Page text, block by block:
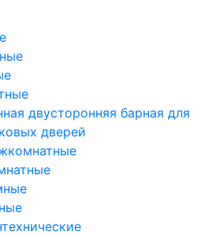
двусторонняя барная для
дверей